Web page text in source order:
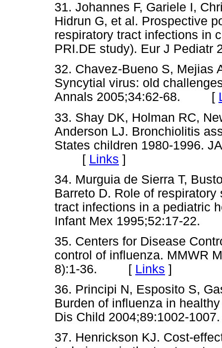
31. Johannes F, Gariele I,
Hidrun G, et al. Prospective
respiratory tract infections in
PRI.DE study). Eur J
32. Chavez-Bueno S, Mejias
Syncytial virus: old
Annals 2005;34:62-68. [
33. Shay DK, Holman RC,
Anderson LJ. Bronchiolitis
States children 1980-1996.
[ Links ]
34. Murguia de Sierra T,
Barreto D. Role of
tract infections in a pediatric
Infant Mex 1995;52:17-
35. Centers for Disease
control of influenza. MMWR
8):1-36. [ Links ]
36. Principi N, Esposito S,
Burden of influenza in
Dis Child 2004;89:1002-
37. Henrickson KJ. Cost-